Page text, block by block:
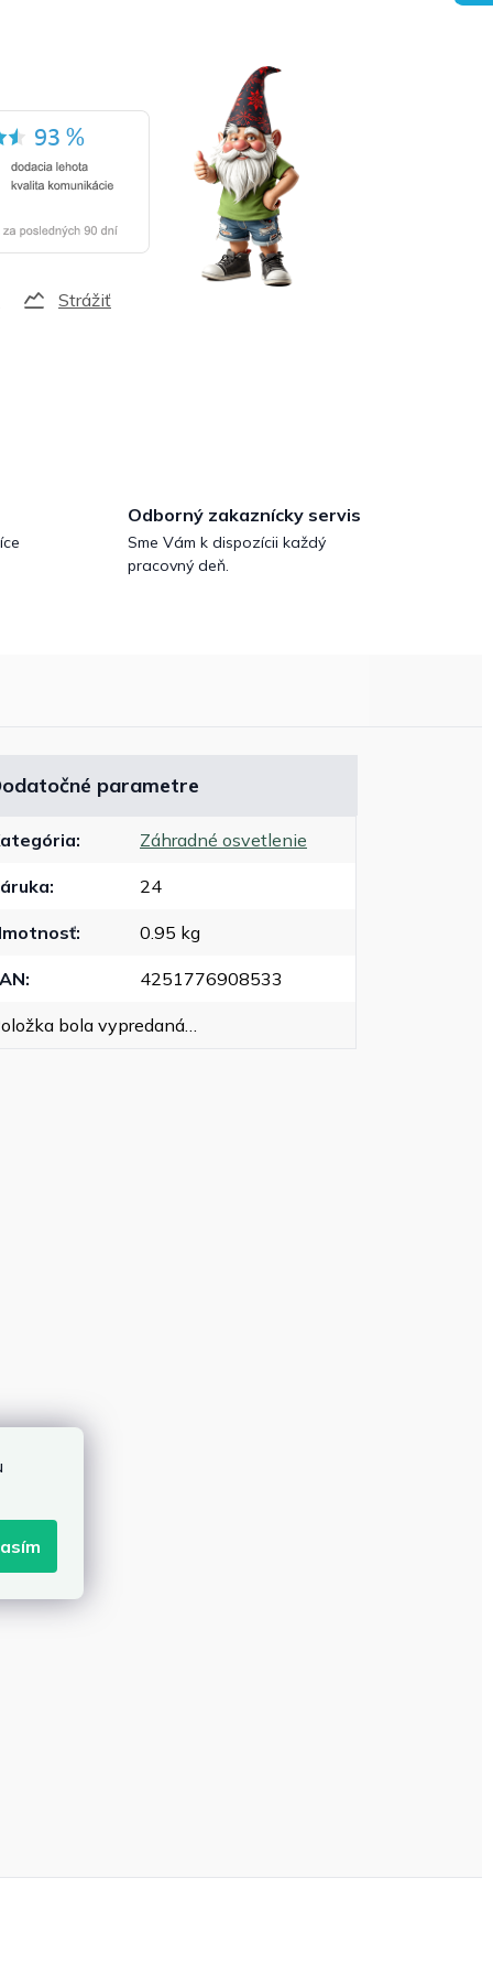
Strážiť
Odborný zakaznícky servis
Sme Vám k dispozícii každý
pracovný deň.
parametre
: Záhradné osvetlenie
: 24
: 0.95 kg
: 4251776908533
bola vypredaná…